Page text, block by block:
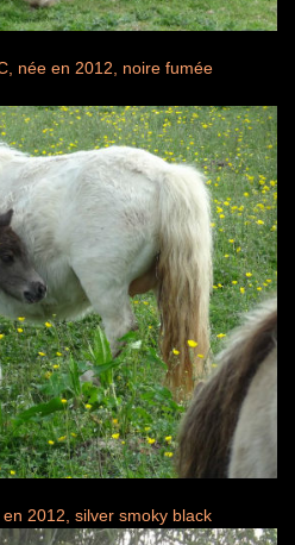
née en 2012, noire fumée
en 2012, silver smoky black